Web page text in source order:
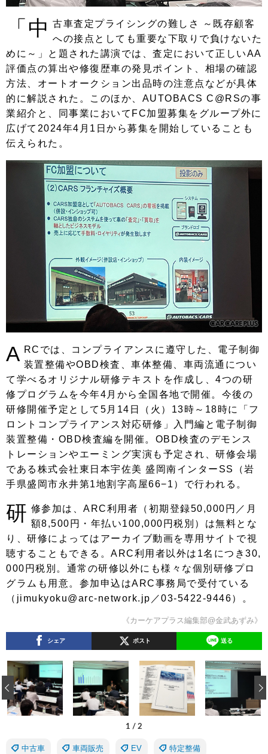
「中 古車査定プライシングの難しさ ～既存顧客
への接点としても重要な下取りで負けないた
めに～」と題された講演では、査定において正しいAA
評価点の算出や修復歴車の発見ポイント、相場の確認
方法、オートオークション出品時の注意点などが具体
的に解説された。このほか、AUTOBACS C@RSの事
業紹介と、同事業においてFC加盟募集をグループ外に
広げて2024年4月1日から募集を開始していることも
伝えられた。
A RCでは、コンプライアンスに遵守した、電子制御
装置整備やOBD検査、車体整備、車両流通につい
て学べるオリジナル研修テキストを作成し、4つの研
修プログラムを今年4月から全国各地で開催。今後の
研修開催予定として5月14日（火）13時～18時に「フ
ロントコンプライアンス対応研修」入門編と電子制御
装置整備・OBD検査編を開催。OBD検査のデモンス
トレーションやエーミング実演も予定され、研修会場
である株式会社東日本宇佐美 盛岡南インターSS（岩
手県盛岡市永井第1地割字高屋66−1）で行われる。
研 修参加は、ARC利用者（初期登録50,000円／月
額8,500円・年払い100,000円税別）は無料とな
り、研修によってはアーカイブ動画を専用サイトで視
聴することもできる。ARC利用者以外は1名につき30,
000円税別。通常の研修以外にも様々な個別研修プロ
グラムも用意。参加申込はARC事務局で受付ている
（jimukyoku@arc-network.jp／03-5422-9446）。
《カーケアプラス編集部@金武あずみ》
シェア ポスト 送る
1 / 2
‹
中古車 車両販売 EV 特定整備